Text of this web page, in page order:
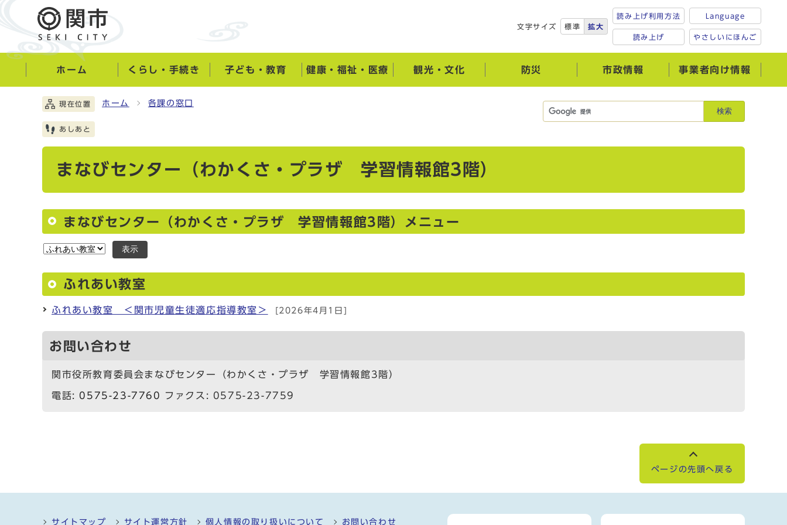
文字サイズ 標準 拡大
読み上げ利用方法
読み上げ
Language
やさしいにほんご
ホーム くらし・手続き 子ども・教育 健康・福祉・医療 観光・文化 防災 市政情報 事業者向け情報
検索
現在位置 ホーム 各課の窓口
あしあと
まなびセンター（わかくさ・プラザ 学習情報館3階）
まなびセンター（わかくさ・プラザ 学習情報館3階）メニュー
表示
ふれあい教室
ふれあい教室 ＜関市児童生徒適応指導教室＞ [2026年4月1日]
お問い合わせ
関市役所教育委員会まなびセンター（わかくさ・プラザ 学習情報館3階）
電話: 0575-23-7760 ファクス: 0575-23-7759
ページの先頭へ戻る
サイトマップ サイト運営方針 個人情報の取り扱いについて お問い合わせ